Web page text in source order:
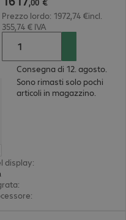
display:
:
:
Prezzo lordo: 1972,74 €incl.
355,74 € IVA
Consegna di 12. agosto.
Sono rimasti solo pochi
articoli in magazzino.